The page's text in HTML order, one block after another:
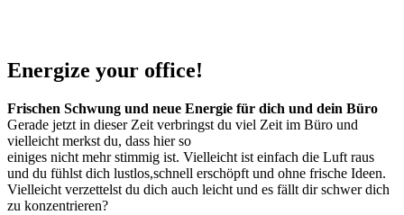
Energize your office!
Frischen Schwung und neue Energie für dich und dein Büro
Gerade jetzt in dieser Zeit verbringst du viel Zeit im Büro und
vielleicht merkst du, dass hier so
einiges nicht mehr stimmig ist. Vielleicht ist einfach die Luft raus
und du fühlst dich lustlos,schnell erschöpft und ohne frische Ideen.
Vielleicht verzettelst du dich auch leicht und es fällt dir schwer dich
zu konzentrieren?